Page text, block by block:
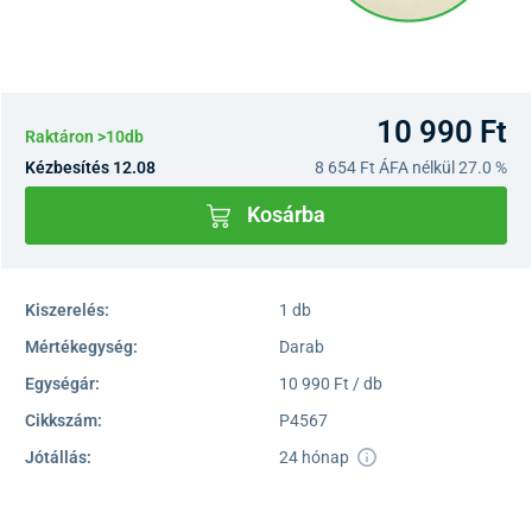
Raktáron >10db 10 990 Ft
Kézbesítés 12.08 8 654 Ft ÁFA nélkül 27.0 %
Kosárba
Kiszerelés:
1 db
Mértékegység:
Darab
Egységár:
10 990 Ft / db
Cikkszám:
P4567
Jótállás:
24 hónap